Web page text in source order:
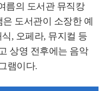
름의 도서관 뮤직캉
도서관이 소장한 예
, 오페라, 뮤지컬 등
상영 전후에는 음악
램이다.